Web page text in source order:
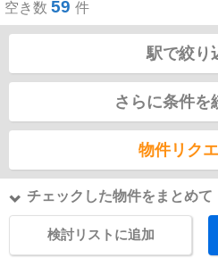
空き数 59 件
駅で絞り
さらに条件を
物件リク
チェックした物件をまとめて
検討リストに追加